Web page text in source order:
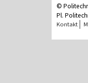
©
Pl.
Kontakt